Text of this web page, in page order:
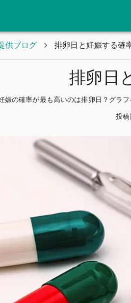
供ブログ 排卵日と妊娠する確
排卵日
娠の確率が最も高いのは排卵日？グラ
投稿